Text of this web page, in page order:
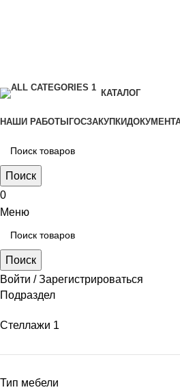
КАТАЛОГ
НАШИ РАБОТЫГОСЗАКУПКИ
Поиск
0
Меню
Поиск
Войти / Зарегистрироваться
Подраздел
Стеллажи 1
Тип мебели